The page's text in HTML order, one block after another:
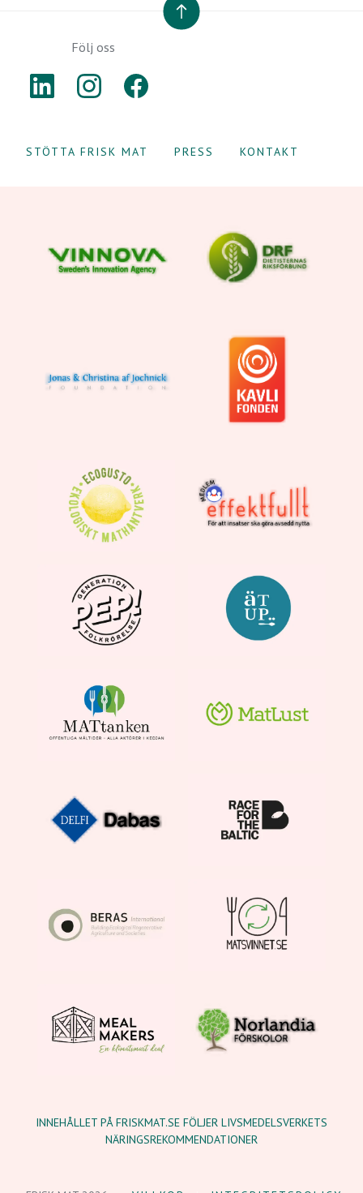
TILL TOPPEN
Följ oss
LINKEDININSTAGRAM
STÖTTA FRISK MAT PRESS KONTAKT
INNEHÅLLET PÅ FRISKMAT.SE FÖLJER LIVSMEDELSVERKETS
NÄRINGSREKOMMENDATIONER